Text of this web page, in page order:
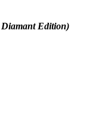
Edition)